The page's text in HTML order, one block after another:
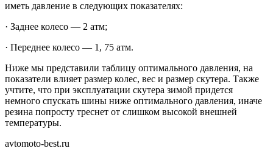
иметь давление в следующих показателях:
· Заднее колесо — 2 атм;
· Переднее колесо — 1, 75 атм.
Ниже мы представили таблицу оптимального давления, на
показатели влияет размер колес, вес и размер скутера. Также
учтите, что при эксплуатации скутера зимой придется
немного спускать шины ниже оптимального давления, иначе
резина попросту треснет от слишком высокой внешней
температуры.
avtomoto-best.ru